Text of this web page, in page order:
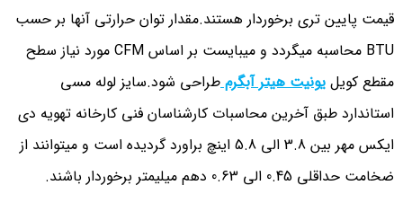
قیمت پایین تری برخوردار هستند.مقدار توان حرارتی آنها بر حسب
BTU محاسبه میگردد و میبایست بر اساس CFM مورد نیاز سطح
مقطع کویل یونیت هیتر آبگرمطراحی شود.سایز لوله مسی
استاندارد طبق آخرین محاسبات کارشناسان فنی کارخانه تهویه دی
ایکس مهر بین 3.8 الی 5.8 اینچ براورد گردیده است و میتوانند از
ضخامت حداقلی 0.45 الی 0.63 دهم میلیمتر برخوردار باشند.